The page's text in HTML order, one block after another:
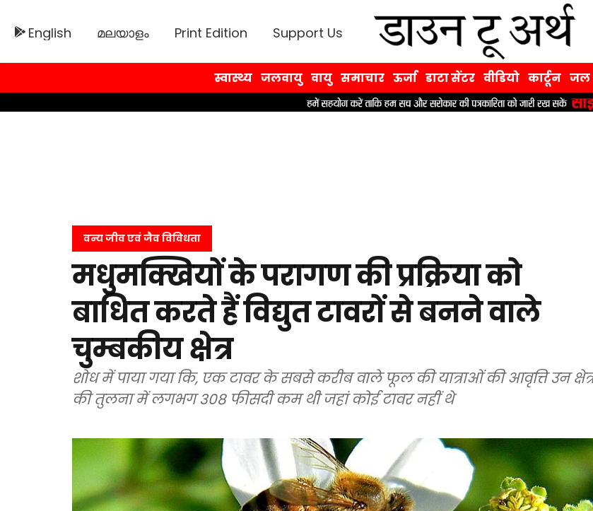
English മലയാളം Print Edition Support Us
स्वास्थ्य जलवायु वायु समाचार ऊर्जा डाटा सेंटर वीडियो कार्टून जल
वन्य जीव एवं जैव विविधता
मधुमक्खियों के परागण की प्रक्रिया को
बाधित करते हैं विद्युत टावरों से बनने वाले
चुम्बकीय क्षेत्र
शोध में पाया गया कि, एक टावर के सबसे करीब वाले फूल की यात्राओं की आवृत्ति उन
की तुलना में लगभग 308 फीसदी कम थी जहां कोई टावर नहीं थे